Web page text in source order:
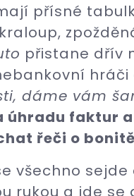
přísné
přistane dřív
hráči
dáme vám
úhradu faktur
řeči o bonitě
všechno
rukou a jde